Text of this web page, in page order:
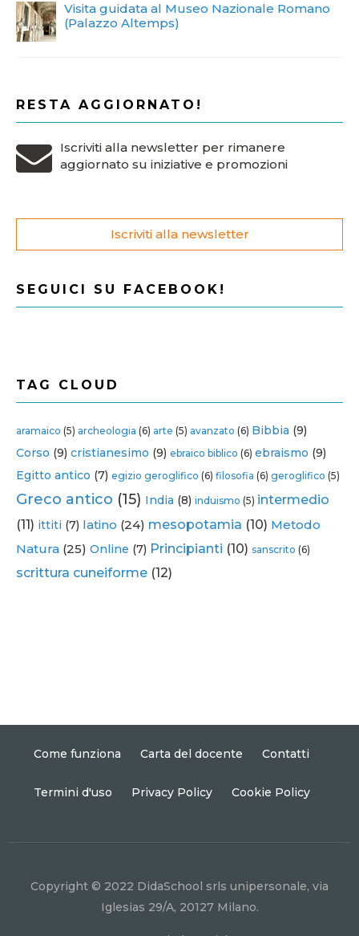
Visita guidata al Museo Nazionale Romano
(Palazzo Altemps)
RESTA AGGIORNATO!
Iscriviti alla newsletter per rimanere
aggiornato su iniziative e promozioni
Iscriviti alla newsletter
SEGUICI SU FACEBOOK!
TAG CLOUD
aramaico (5) archeologia (6) arte (5) avanzato (6) Bibbia (9)
Corso (9) cristianesimo (9) ebraico biblico (6) ebraismo (9)
Egitto antico (7) egizio geroglifico (6) filosofia (6) geroglifico (5)
Greco antico (15) India (8) induismo (5) intermedio
(11) ittiti (7) latino (24) mesopotamia (10) Metodo
Natura (25) Online (7) Principianti (10) sanscrito (6)
scrittura cuneiforme (12)
Come funziona Carta del docente Contatti
Termini d'uso Privacy Policy Cookie Policy
Copyright © 2022 DidaSchool srls unipersonale, via
Iglesias 29/A, 20127 Milano.